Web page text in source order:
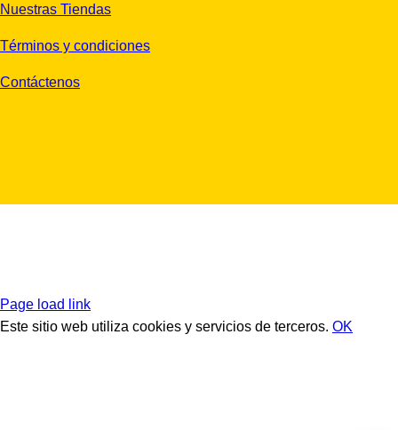
Nuestras Tiendas
Términos y condiciones
Contáctenos
Page load link
Este sitio web utiliza cookies y servicios de terceros. OK